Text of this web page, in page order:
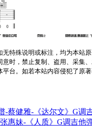
无特殊说明或标注，均为本站
意时，禁止复制、盗用、采集
平台。如若本站内容侵犯了原
-蔡健雅-《达尔文》G调
惠妹-《人质》G调吉他